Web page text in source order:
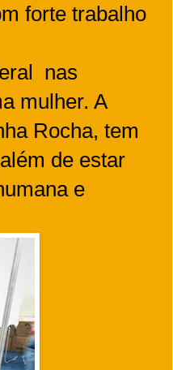
forte trabalho
nas
mulher. A
Rocha, tem
de estar
e